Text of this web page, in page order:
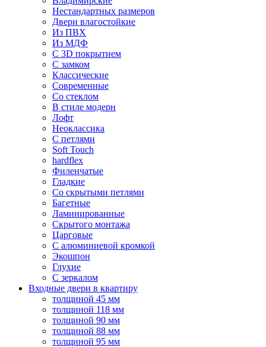
Нестандартных размеров
Двери влагостойкие
Из ПВХ
Из МДФ
С 3D покрытием
С замком
Классические
Современные
Со стеклом
В стиле модерн
Лофт
Неоклассика
С петлями
Soft Touch
hardflex
Филенчатые
Гладкие
Со скрытыми петлями
Багетные
Ламинированные
Скрытого монтажа
Царговые
С алюминиевой кромкой
Экошпон
Глухие
С зеркалом
Входные двери в квартиру
толщиной 45 мм
толщиной 118 мм
толщиной 90 мм
толщиной 88 мм
толщиной 95 мм